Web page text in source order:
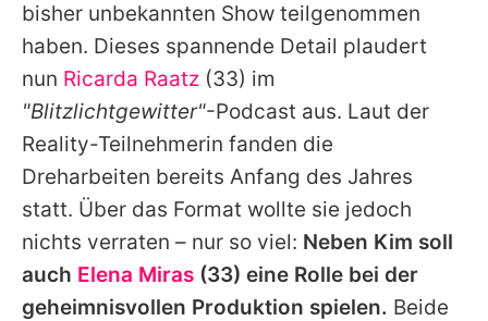
App runterladen
Team
Redaktionelle Richtlinien
Impressum
Datenschutzerklärung
Utiq verwalten
bisher unbekannten Show teilgenommen
haben. Dieses spannende Detail plaudert
nun Ricarda Raatz (33) im
"Blitzlichtgewitter"-Podcast aus. Laut der
Reality-Teilnehmerin fanden die
Dreharbeiten bereits Anfang des Jahres
statt. Über das Format wollte sie jedoch
nichts verraten – nur so viel: Neben Kim soll
auch Elena Miras (33) eine Rolle bei der
geheimnisvollen Produktion spielen. Beide